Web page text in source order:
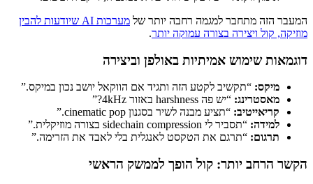
המעבר הזה מתחבר למגמה רחבה יותר של
מערכות AI שיודעות להבין
מוזיקה, קול ויצירה בצורה עמוקה יותר.
דוגמאות שימוש אמיתיות באולפן וביצירה
מיקס: “תקשיב לקטע הזה ותגיד אם הווקאל יושב נכון במיקס.”
מאסטרינג: “יש פה harshness באזור 4kHz?”
קריאייטיב: “תציע מבנה לשיר בסגנון cinematic pop.”
למידה: “תסביר לי sidechain compression בצורה מוזיקלית.”
תרגום: “תרגם את הטקסט לאנגלית בלי לאבד את הזרימה.”
הקשר הרחב יותר: קול הופך לממשק הראשי